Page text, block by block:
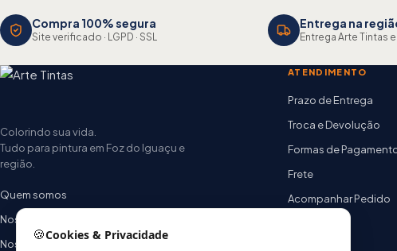
Compra 100% segura
Site verificado · LGPD · SSL
Entrega na
Entrega Arte Tintas
Colorindo sua vida.
Tudo para pintura em Foz do Iguaçu e
região.
Quem somos
Nossas lojas
Nossa equipe
ATENDIMENTO
Prazo de Entrega
Troca e Devolução
Formas de
Frete
Acompanhar Pedido
🍪Cookies & Privacidade